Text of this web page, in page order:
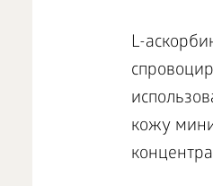
L-
кожу